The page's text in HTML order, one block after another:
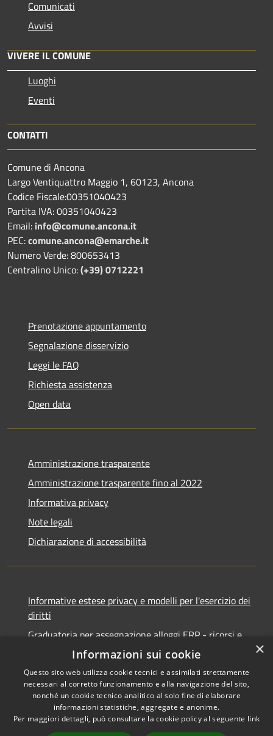
Comunicati
Avvisi
VIVERE IL COMUNE
Luoghi
Eventi
CONTATTI
Comune di Ancona
Largo Ventiquattro Maggio 1, 60123, Ancona
Codice Fiscale:00351040423
Partita IVA: 00351040423
Email: info@comune.ancona.it
PEC:comune.ancona@emarche.it
Numero Verde: 800653413
Centralino Unico:(+39) 0712221
Prenotazione appuntamento
Segnalazione disservizio
Leggi le FAQ
Richiesta assistenza
Open data
Amministrazione trasparente
Amministrazione trasparente fino al 2022
Informativa privacy
Note legali
Dichiarazione di accessibilità
Informative estese privacy e modelli per l'esercizio dei
diritti
Graduatoria per assegnazione alloggi ERP - ricorsi e
Accessibilità
Copyright © 2026 • Comune di
Ancona • Powered by
×
Informazioni sui cookie
Questo sito web utilizza cookie tecnici e assimilati strettamente
necessari al corretto funzionamento e alla navigazione del sito,
nonché un cookie tecnico analitico al solo fine di elaborare
informazioni statistiche, aggregate e anonime.
Per maggiori dettagli, può consultare la cookie policy al seguente link